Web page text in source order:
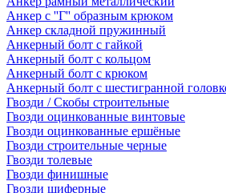
Анкер с ''Г'' образным крюком
Анкер складной пружинный
Анкерный болт с гайкой
Анкерный болт с кольцом
Анкерный болт с крюком
Анкерный болт с шестигранной
Гвозди / Скобы строительные
Гвозди оцинкованные винтовые
Гвозди оцинкованные ершёные
Гвозди строительные черные
Гвозди толевые
Гвозди финишные
Гвозди шиферные